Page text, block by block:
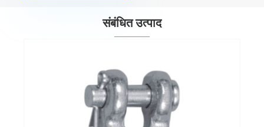
संबंधित उत्पाद